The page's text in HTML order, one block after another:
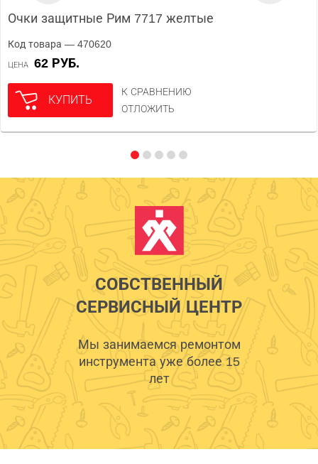
Очки защитные Рим 7717 желтые
Код товара — 470620
ЦЕНА 62 РУБ.
КУПИТЬ
К СРАВНЕНИЮ
ОТЛОЖИТЬ
СОБСТВЕННЫЙ
СЕРВИСНЫЙ ЦЕНТР
Мы занимаемся ремонтом
инструмента уже более 15
лет